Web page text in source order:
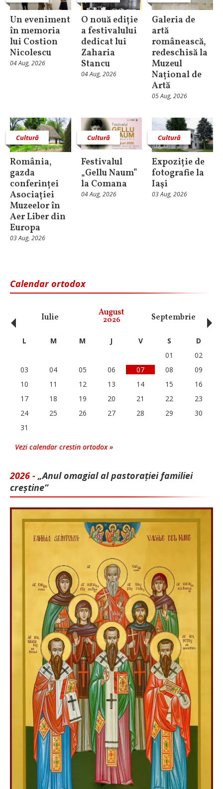
Un eveniment
în memoria
lui Costion
Nicolescu
04 Aug, 2026
O nouă ediție
a festivalului
dedicat lui
Zaharia
Stancu
04 Aug, 2026
Galeria de
artă
românească,
redeschisă la
Muzeul
Național de
Artă
05 Aug, 2026
Cultură
România,
gazda
conferinței
Asociației
Muzeelor în
Aer Liber din
Europa
03 Aug, 2026
Cultură
Festivalul
„Gellu Naum”
la Comana
04 Aug, 2026
Cultură
Expoziție de
fotografie la
Iaşi
03 Aug, 2026
Calendar ortodox
Iulie August
2026 Septembrie
‹ L M M J V S
D
01
02
03
04 05 06 07 08
09
10
11 12 13 14 15
16
17
18 19 20 21 22
23
24
25 26 27 28 29
30
31
Vezi calendar crestin ortodox »
2026 - „Anul omagial al pastorației familiei
creștine”